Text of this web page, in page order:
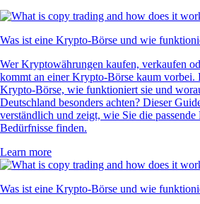
Was ist eine Krypto-Börse und wie
Wer Kryptowährungen kaufen, verkaufen
kommt an einer Krypto-Börse kaum vorbei.
Krypto-Börse, wie funktioniert sie und
Deutschland besonders achten? Dieser
verständlich und zeigt, wie Sie die
Bedürfnisse finden.
Learn more
Was ist eine Krypto-Börse und wie